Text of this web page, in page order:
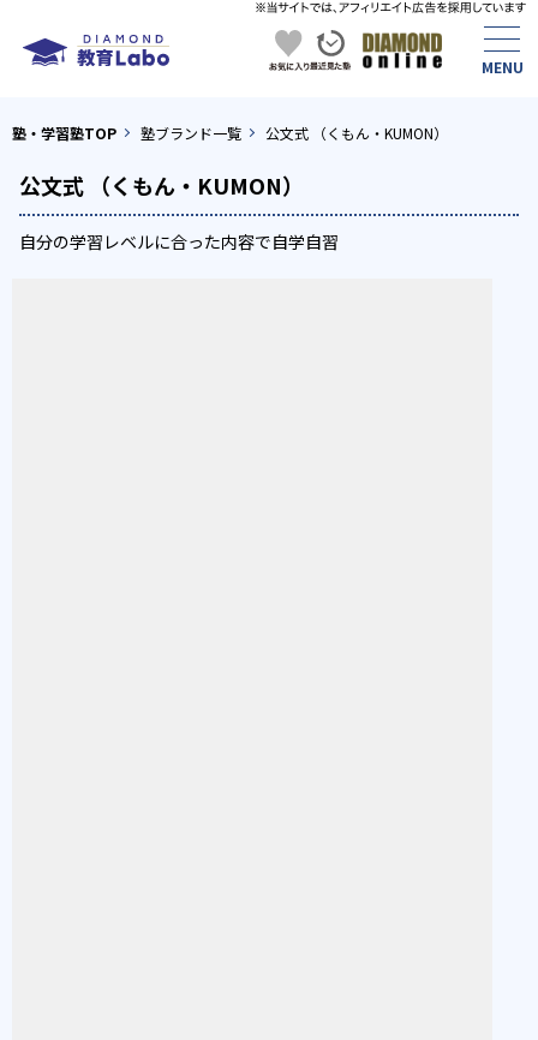
塾・学習塾TOP 塾ブランド一覧 公文式 （くもん・KUMON）
公文式 （くもん・KUMON）
自分の学習レベルに合った内容で自学自習